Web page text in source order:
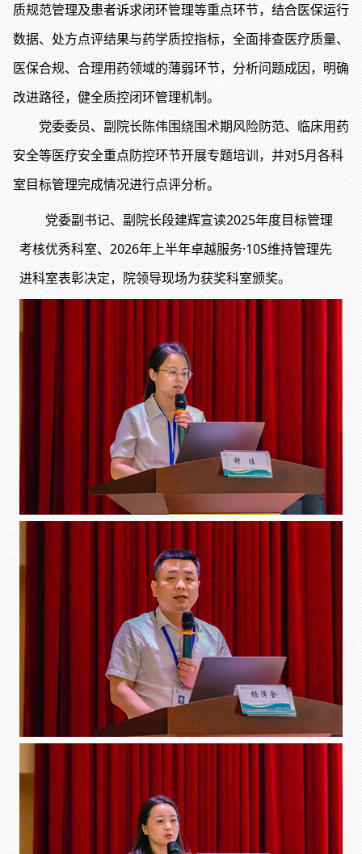
质规范管理及患者诉求闭环管理等重点环节，结合医保运行
数据、处方点评结果与药学质控指标，全面排查医疗质量、
医保合规、合理用药领域的薄弱环节，分析问题成因，明确
改进路径，健全质控闭环管理机制。
党委委员、副院长陈伟围绕围术期风险防范、临床用药
安全等医疗安全重点防控环节开展专题培训，并对5月各科
室目标管理完成情况进行点评分析。
党委副书记、副院长段建辉宣读2025年度目标管理
考核优秀科室、2026年上半年卓越服务·10S维持管理先
进科室表彰决定，院领导现场为获奖科室颁奖。